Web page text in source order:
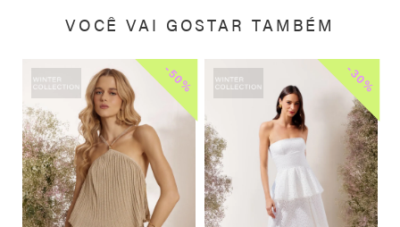
VOCÊ VAI GOSTAR TAMBÉM
-
50% -
30%